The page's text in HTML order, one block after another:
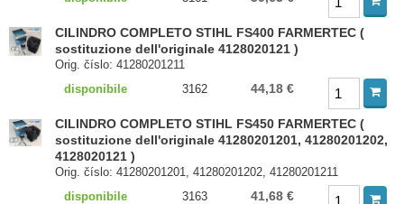
CILINDRO COMPLETO STIHL FS400 FARMERTEC (
sostituzione dell'originale 4128020121 )
Orig. číslo: 41280201211
disponibile
3162 44,18 €
CILINDRO COMPLETO STIHL FS450 FARMERTEC (
sostituzione dell'originale 41280201201, 41280201202,
4128020121 )
Orig. číslo: 41280201201, 41280201202, 41280201211
disponibile
3163 41,68 €